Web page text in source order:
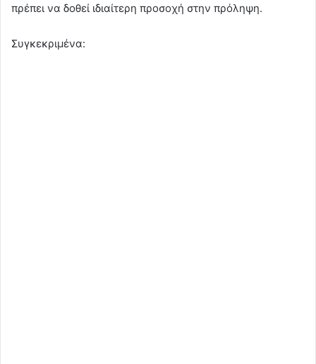
πρέπει να δοθεί ιδιαίτερη προσοχή στην πρόληψη.
Συγκεκριμένα: